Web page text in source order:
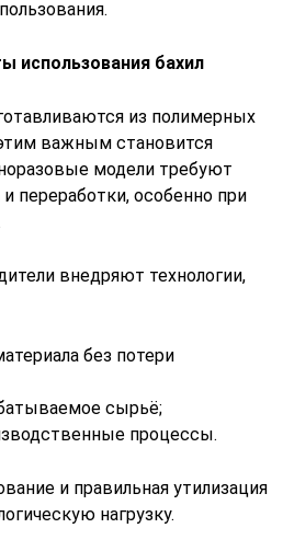
использования бахил
из полимерных
важным становится
модели требуют
переработки, особенно при
внедряют технологии,
без потери
сырьё;
процессы.
и правильная утилизация
нагрузку.